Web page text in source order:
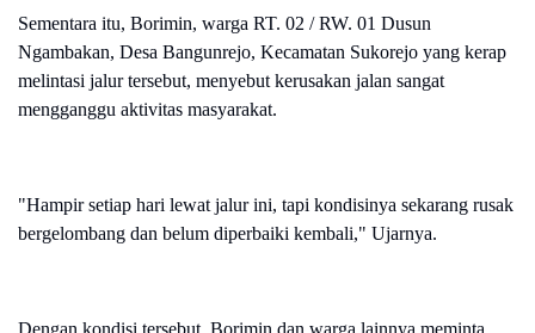
Sementara itu, Borimin, warga RT. 02 / RW. 01 Dusun
Ngambakan, Desa Bangunrejo, Kecamatan Sukorejo yang kerap
melintasi jalur tersebut, menyebut kerusakan jalan sangat
mengganggu aktivitas masyarakat.
"Hampir setiap hari lewat jalur ini, tapi kondisinya sekarang rusak
bergelombang dan belum diperbaiki kembali," Ujarnya.
Dengan kondisi tersebut, Borimin dan warga lainnya meminta